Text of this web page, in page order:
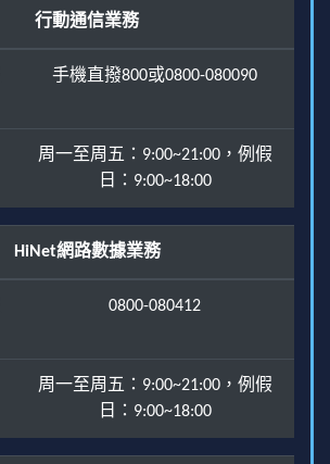
行動通信業務
手機直撥800或0800-080090
周一至周五：9:00~21:00，例假
日：9:00~18:00
HiNet網路數據業務
0800-080412
周一至周五：9:00~21:00，例假
日：9:00~18:00